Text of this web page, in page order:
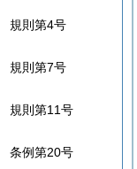
規則第4号
規則第7号
規則第11号
条例第20号